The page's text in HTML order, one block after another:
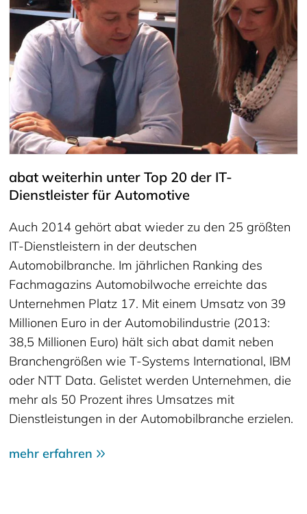
abat weiterhin unter Top 20 der IT-
Dienstleister für Automotive
Auch 2014 gehört abat wieder zu den 25 größten
IT-Dienstleistern in der deutschen
Automobilbranche. Im jährlichen Ranking des
Fachmagazins Automobilwoche erreichte das
Unternehmen Platz 17. Mit einem Umsatz von 39
Millionen Euro in der Automobilindustrie (2013:
38,5 Millionen Euro) hält sich abat damit neben
Branchengrößen wie T-Systems International, IBM
oder NTT Data. Gelistet werden Unternehmen, die
mehr als 50 Prozent ihres Umsatzes mit
Dienstleistungen in der Automobilbranche erzielen.
mehr erfahren